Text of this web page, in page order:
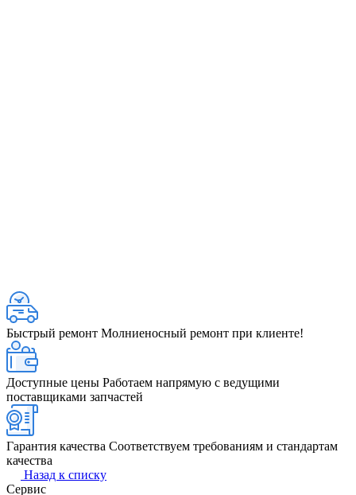
Быстрый ремонт Молниеносный ремонт при клиенте!
Доступные цены Работаем напрямую с ведущими
поставщиками запчастей
Гарантия качества Соответствуем требованиям и стандартам
качества
Назад к списку
Сервис